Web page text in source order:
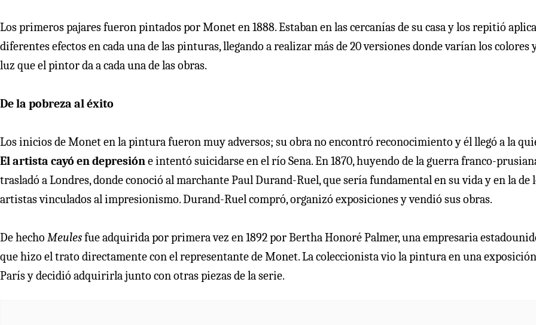
Los primeros pajares fueron pintados por Monet en 1888. Estaban en las cercanías de su casa y los repitió
diferentes efectos en cada una de las pinturas, llegando a realizar más de 20 versiones donde varían los colores
luz que el pintor da a cada una de las obras.
De la pobreza al éxito
Los inicios de Monet en la pintura fueron muy adversos; su obra no encontró reconocimiento y él llegó a la
El artista cayó en depresióne intentó suicidarse en el río Sena. En 1870, huyendo de la guerra franco-
trasladó a Londres, donde conoció al marchante Paul Durand-Ruel, que sería fundamental en su vida y en la de
artistas vinculados al impresionismo. Durand-Ruel compró, organizó exposiciones y vendió sus obras.
De hecho Meulesfue adquirida por primera vez en 1892 por Bertha Honoré Palmer, una empresaria
que hizo el trato directamente con el representante de Monet. La coleccionista vio la pintura en una
París y decidió adquirirla junto con otras piezas de la serie.